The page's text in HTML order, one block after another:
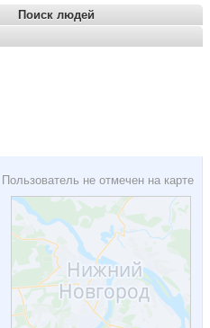
Поиск людей
Пользователь не отмечен на карте